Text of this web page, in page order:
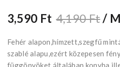
3,590 Ft 4,190 Ft/
Fehér alapon,hímzett,szegfű
szablé alapu,ezért közepesen
függönyöket általában konyha